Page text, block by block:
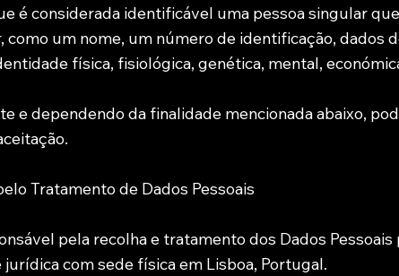
é considerada identificável uma pessoa singular
como um nome, um número de identificação, dados
física, fisiológica, genética, mental,
e dependendo da finalidade mencionada abaixo,
Tratamento de Dados Pessoais
pela recolha e tratamento dos Dados
jurídica com sede física em Lisboa, Portugal.